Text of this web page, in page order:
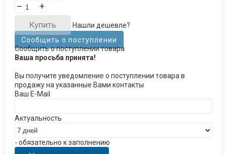
– +
Купить
Нашли дешевле?
Сообщить о поступлении
Сообщить о поступлении товара
Ваша просьба принята!
Вы получите уведомление о поступлении товара в
продажу на указанные Вами контакты
Ваш E-Mail
Актуальность
- обязательно к заполнению